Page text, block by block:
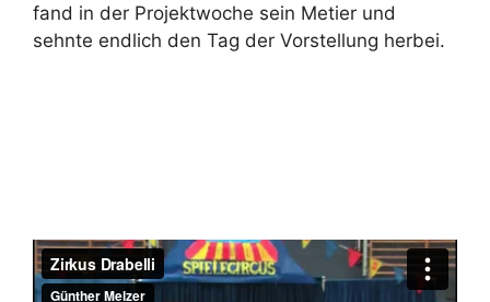
fand in der Projektwoche sein Metier und
sehnte endlich den Tag der Vorstellung herbei.